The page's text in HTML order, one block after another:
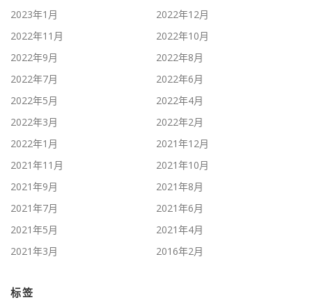
2023年1月
2022年12月
2022年11月
2022年10月
2022年9月
2022年8月
2022年7月
2022年6月
2022年5月
2022年4月
2022年3月
2022年2月
2022年1月
2021年12月
2021年11月
2021年10月
2021年9月
2021年8月
2021年7月
2021年6月
2021年5月
2021年4月
2021年3月
2016年2月
标签